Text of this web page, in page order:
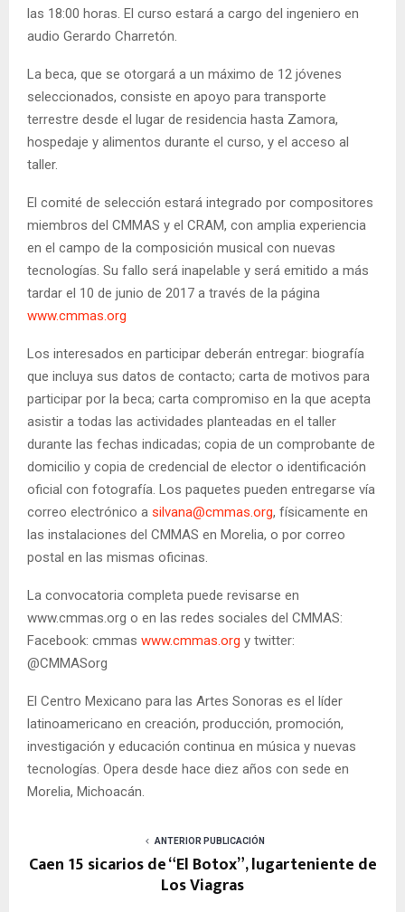
las 18:00 horas. El curso estará a cargo del ingeniero en
audio Gerardo Charretón.
La beca, que se otorgará a un máximo de 12 jóvenes
seleccionados, consiste en apoyo para transporte
terrestre desde el lugar de residencia hasta Zamora,
hospedaje y alimentos durante el curso, y el acceso al
taller.
El comité de selección estará integrado por compositores
miembros del CMMAS y el CRAM, con amplia experiencia
en el campo de la composición musical con nuevas
tecnologías. Su fallo será inapelable y será emitido a más
tardar el 10 de junio de 2017 a través de la página
www.cmmas.org
Los interesados en participar deberán entregar: biografía
que incluya sus datos de contacto; carta de motivos para
participar por la beca; carta compromiso en la que acepta
asistir a todas las actividades planteadas en el taller
durante las fechas indicadas; copia de un comprobante de
domicilio y copia de credencial de elector o identificación
oficial con fotografía. Los paquetes pueden entregarse vía
correo electrónico a silvana@cmmas.org, físicamente en
las instalaciones del CMMAS en Morelia, o por correo
postal en las mismas oficinas.
La convocatoria completa puede revisarse en
www.cmmas.org o en las redes sociales del CMMAS:
Facebook: cmmas www.cmmas.org y twitter:
@CMMASorg
El Centro Mexicano para las Artes Sonoras es el líder
latinoamericano en creación, producción, promoción,
investigación y educación continua en música y nuevas
tecnologías. Opera desde hace diez años con sede en
Morelia, Michoacán.
ANTERIOR PUBLICACIÓN
Caen 15 sicarios de “El Botox”, lugarteniente de
Los Viagras